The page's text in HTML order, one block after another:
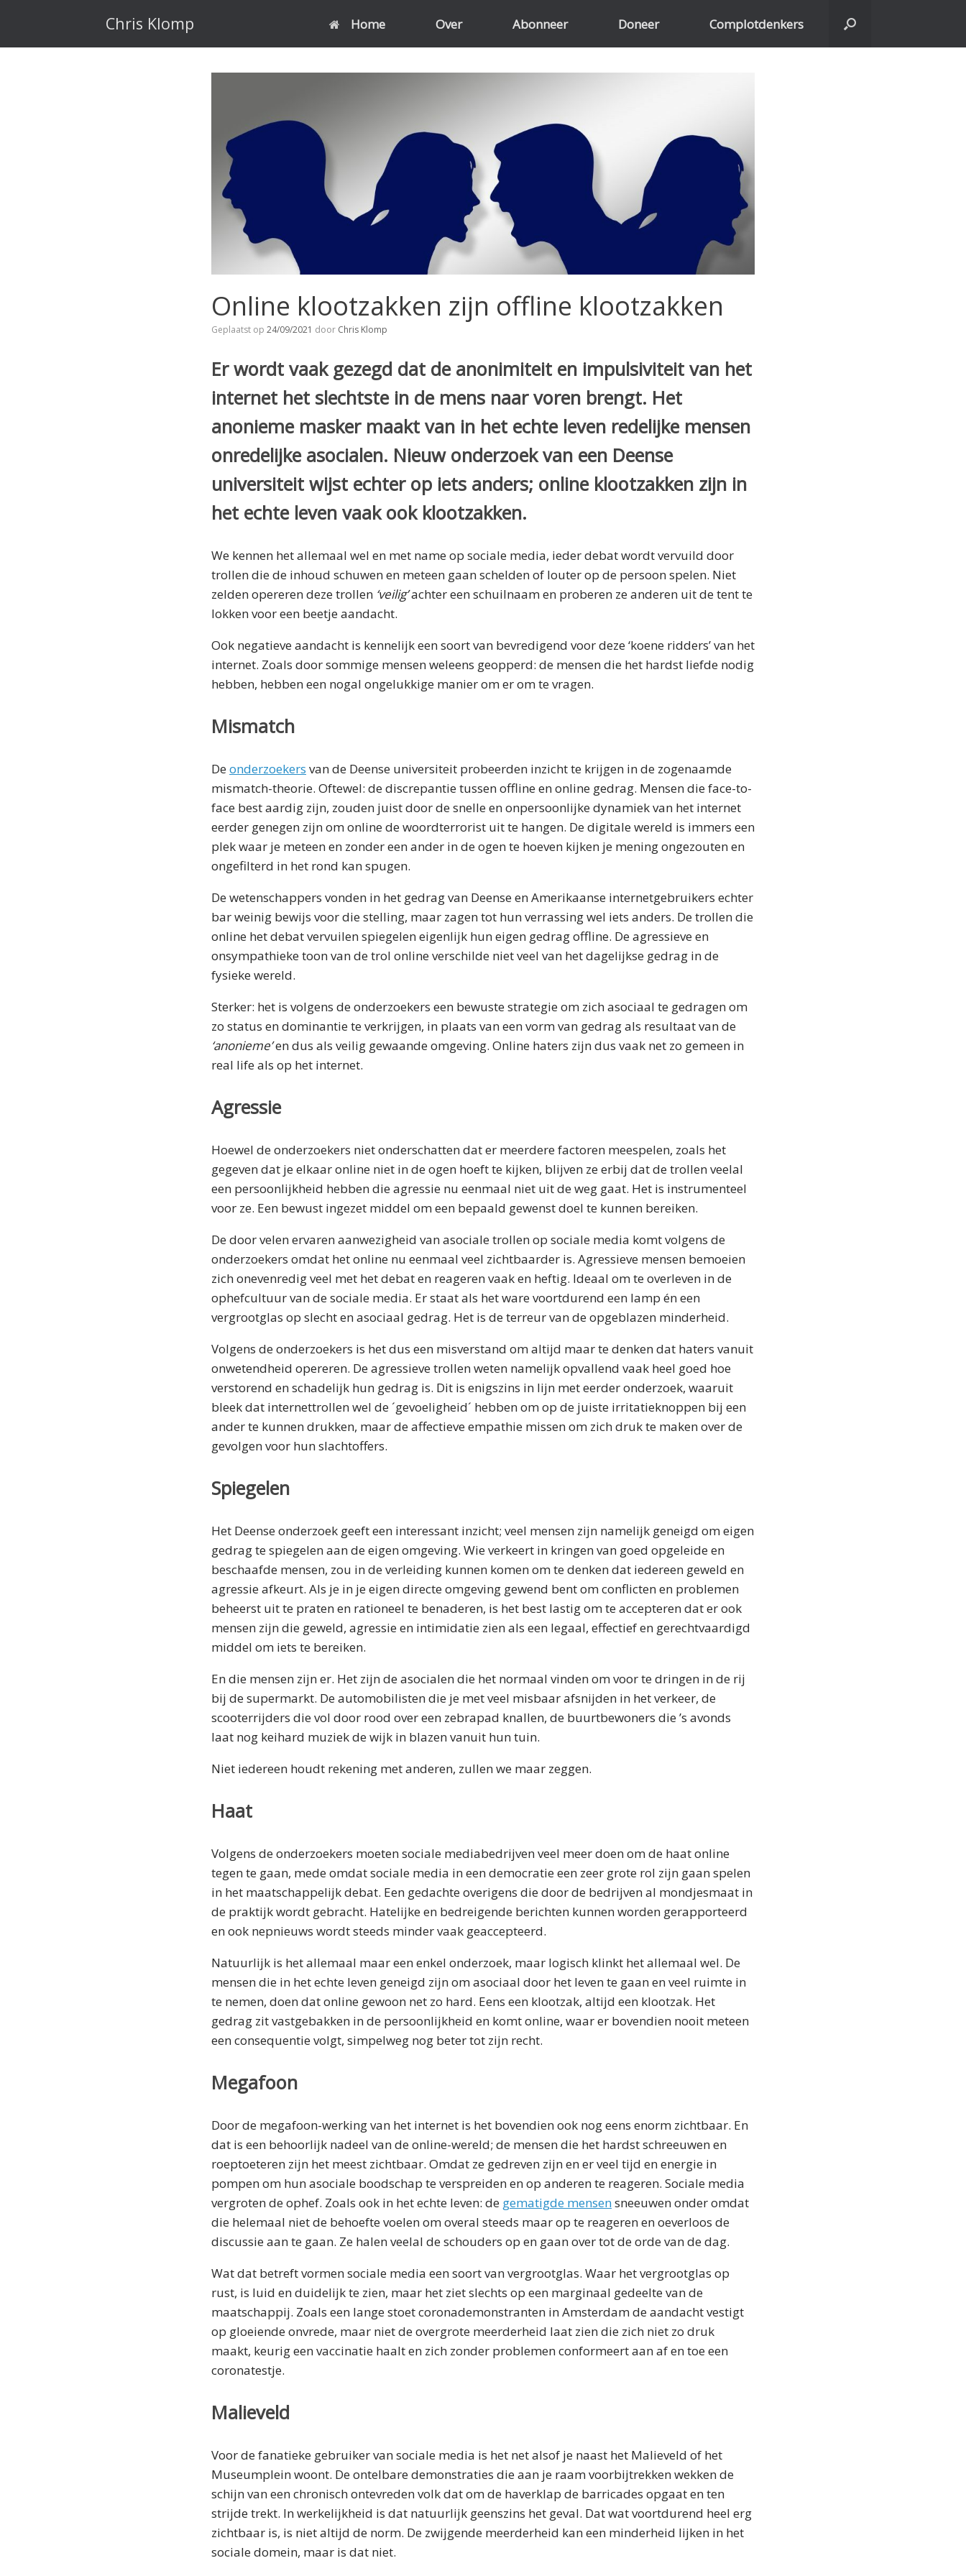
inhoud
Chris Klomp Home Over Abonneer Doneer Complotdenkers
Online klootzakken zijn offline klootzakken
Geplaatst op 24/09/2021 door Chris Klomp
Er wordt vaak gezegd dat de anonimiteit en impulsiviteit van het
internet het slechtste in de mens naar voren brengt. Het
anonieme masker maakt van in het echte leven redelijke mensen
onredelijke asocialen. Nieuw onderzoek van een Deense
universiteit wijst echter op iets anders; online klootzakken zijn in
het echte leven vaak ook klootzakken.
We kennen het allemaal wel en met name op sociale media, ieder debat wordt vervuild door
trollen die de inhoud schuwen en meteen gaan schelden of louter op de persoon spelen. Niet
zelden opereren deze trollen ‘veilig’achter een schuilnaam en proberen ze anderen uit de tent te
lokken voor een beetje aandacht.
Ook negatieve aandacht is kennelijk een soort van bevredigend voor deze ‘koene ridders’ van het
internet. Zoals door sommige mensen weleens geopperd: de mensen die het hardst liefde nodig
hebben, hebben een nogal ongelukkige manier om er om te vragen.
Mismatch
De onderzoekers van de Deense universiteit probeerden inzicht te krijgen in de zogenaamde
mismatch-theorie. Oftewel: de discrepantie tussen offline en online gedrag. Mensen die face-to-
face best aardig zijn, zouden juist door de snelle en onpersoonlijke dynamiek van het internet
eerder genegen zijn om online de woordterrorist uit te hangen. De digitale wereld is immers een
plek waar je meteen en zonder een ander in de ogen te hoeven kijken je mening ongezouten en
ongefilterd in het rond kan spugen.
De wetenschappers vonden in het gedrag van Deense en Amerikaanse internetgebruikers echter
bar weinig bewijs voor die stelling, maar zagen tot hun verrassing wel iets anders. De trollen die
online het debat vervuilen spiegelen eigenlijk hun eigen gedrag offline. De agressieve en
onsympathieke toon van de trol online verschilde niet veel van het dagelijkse gedrag in de
fysieke wereld.
Sterker: het is volgens de onderzoekers een bewuste strategie om zich asociaal te gedragen om
zo status en dominantie te verkrijgen, in plaats van een vorm van gedrag als resultaat van de
‘anonieme’en dus als veilig gewaande omgeving. Online haters zijn dus vaak net zo gemeen in
real life als op het internet.
Agressie
Hoewel de onderzoekers niet onderschatten dat er meerdere factoren meespelen, zoals het
gegeven dat je elkaar online niet in de ogen hoeft te kijken, blijven ze erbij dat de trollen veelal
een persoonlijkheid hebben die agressie nu eenmaal niet uit de weg gaat. Het is instrumenteel
voor ze. Een bewust ingezet middel om een bepaald gewenst doel te kunnen bereiken.
De door velen ervaren aanwezigheid van asociale trollen op sociale media komt volgens de
onderzoekers omdat het online nu eenmaal veel zichtbaarder is. Agressieve mensen bemoeien
zich onevenredig veel met het debat en reageren vaak en heftig. Ideaal om te overleven in de
ophefcultuur van de sociale media. Er staat als het ware voortdurend een lamp én een
vergrootglas op slecht en asociaal gedrag. Het is de terreur van de opgeblazen minderheid.
Volgens de onderzoekers is het dus een misverstand om altijd maar te denken dat haters vanuit
onwetendheid opereren. De agressieve trollen weten namelijk opvallend vaak heel goed hoe
verstorend en schadelijk hun gedrag is. Dit is enigszins in lijn met eerder onderzoek, waaruit
bleek dat internettrollen wel de ´gevoeligheid´ hebben om op de juiste irritatieknoppen bij een
ander te kunnen drukken, maar de affectieve empathie missen om zich druk te maken over de
gevolgen voor hun slachtoffers.
Spiegelen
Het Deense onderzoek geeft een interessant inzicht; veel mensen zijn namelijk geneigd om eigen
gedrag te spiegelen aan de eigen omgeving. Wie verkeert in kringen van goed opgeleide en
beschaafde mensen, zou in de verleiding kunnen komen om te denken dat iedereen geweld en
agressie afkeurt. Als je in je eigen directe omgeving gewend bent om conflicten en problemen
beheerst uit te praten en rationeel te benaderen, is het best lastig om te accepteren dat er ook
mensen zijn die geweld, agressie en intimidatie zien als een legaal, effectief en gerechtvaardigd
middel om iets te bereiken.
En die mensen zijn er. Het zijn de asocialen die het normaal vinden om voor te dringen in de rij
bij de supermarkt. De automobilisten die je met veel misbaar afsnijden in het verkeer, de
scooterrijders die vol door rood over een zebrapad knallen, de buurtbewoners die ’s avonds
laat nog keihard muziek de wijk in blazen vanuit hun tuin.
Niet iedereen houdt rekening met anderen, zullen we maar zeggen.
Haat
Volgens de onderzoekers moeten sociale mediabedrijven veel meer doen om de haat online
tegen te gaan, mede omdat sociale media in een democratie een zeer grote rol zijn gaan spelen
in het maatschappelijk debat. Een gedachte overigens die door de bedrijven al mondjesmaat in
de praktijk wordt gebracht. Hatelijke en bedreigende berichten kunnen worden gerapporteerd
en ook nepnieuws wordt steeds minder vaak geaccepteerd.
Natuurlijk is het allemaal maar een enkel onderzoek, maar logisch klinkt het allemaal wel. De
mensen die in het echte leven geneigd zijn om asociaal door het leven te gaan en veel ruimte in
te nemen, doen dat online gewoon net zo hard. Eens een klootzak, altijd een klootzak. Het
gedrag zit vastgebakken in de persoonlijkheid en komt online, waar er bovendien nooit meteen
een consequentie volgt, simpelweg nog beter tot zijn recht.
Megafoon
Door de megafoon-werking van het internet is het bovendien ook nog eens enorm zichtbaar. En
dat is een behoorlijk nadeel van de online-wereld; de mensen die het hardst schreeuwen en
roeptoeteren zijn het meest zichtbaar. Omdat ze gedreven zijn en er veel tijd en energie in
pompen om hun asociale boodschap te verspreiden en op anderen te reageren. Sociale media
vergroten de ophef. Zoals ook in het echte leven: de gematigde mensensneeuwen onder omdat
die helemaal niet de behoefte voelen om overal steeds maar op te reageren en oeverloos de
discussie aan te gaan. Ze halen veelal de schouders op en gaan over tot de orde van de dag.
Wat dat betreft vormen sociale media een soort van vergrootglas. Waar het vergrootglas op
rust, is luid en duidelijk te zien, maar het ziet slechts op een marginaal gedeelte van de
maatschappij. Zoals een lange stoet coronademonstranten in Amsterdam de aandacht vestigt
op gloeiende onvrede, maar niet de overgrote meerderheid laat zien die zich niet zo druk
maakt, keurig een vaccinatie haalt en zich zonder problemen conformeert aan af en toe een
coronatestje.
Malieveld
Voor de fanatieke gebruiker van sociale media is het net alsof je naast het Malieveld of het
Museumplein woont. De ontelbare demonstraties die aan je raam voorbijtrekken wekken de
schijn van een chronisch ontevreden volk dat om de haverklap de barricades opgaat en ten
strijde trekt. In werkelijkheid is dat natuurlijk geenszins het geval. Dat wat voortdurend heel erg
zichtbaar is, is niet altijd de norm. De zwijgende meerderheid kan een minderheid lijken in het
sociale domein, maar is dat niet.